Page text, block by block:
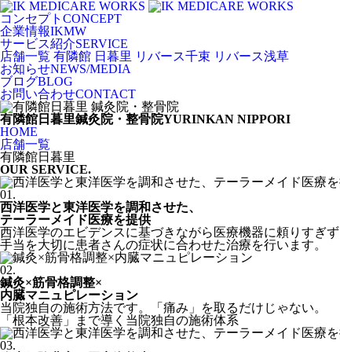
コンセプト CONCEPT
企業情報IKMW
サービス紹介SERVICE
店舗一覧 有隣館 日暮里 リバース千束 リバース浅草
お知らせNEWS/MEDIA
ブログBLOG
お問い合わせCONTACT
有隣館日暮里鍼灸院・整骨院YURINKAN NIPPORI
HOME
店舗一覧
有隣館日暮里
OUR SERVICE.
01.
西洋医学と東洋医学を調和させた、
テーラーメイド医療を提供
西洋医学のエビデンスに基づきながら医療機器に頼りすぎず
手当を大切に患者さんの症状に合わせた治療を行います。
02.
鍼灸×筋骨格調整×
内臓マニュピレーション
当院独自の施術方法です。「痛み」を取るだけじゃない。
「根本改善」まで導く当院独自の施術体系
03.